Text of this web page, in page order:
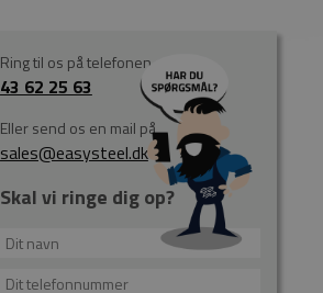
Ring til os på telefonen
43 62 25 63
Eller send os en mail på
sales@easysteel.dk
Skal vi ringe dig op?